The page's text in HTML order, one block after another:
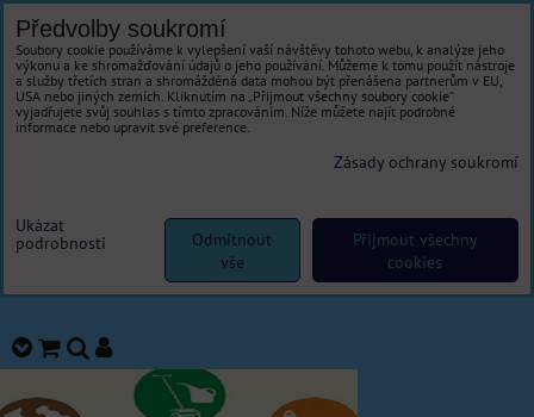
Předvolby soukromí
Soubory cookie používáme k vylepšení vaší návštěvy tohoto webu, k analýze jeho
výkonu a ke shromažďování údajů o jeho používání. Můžeme k tomu použít nástroje
a služby třetích stran a shromážděná data mohou být přenášena partnerům v EU,
USA nebo jiných zemích. Kliknutím na „Přijmout všechny soubory cookie“
vyjadřujete svůj souhlas s tímto zpracováním. Níže můžete najít podrobné
informace nebo upravit své preference.
Zásady ochrany soukromí
Ukázat
podrobnosti
Přijmout všechny
cookies
Odmítnout
vše